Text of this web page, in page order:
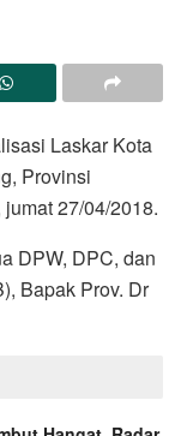
Laskar Kota
Provinsi
27/04/2018.
DPW, DPC, dan
Bapak Prov. Dr